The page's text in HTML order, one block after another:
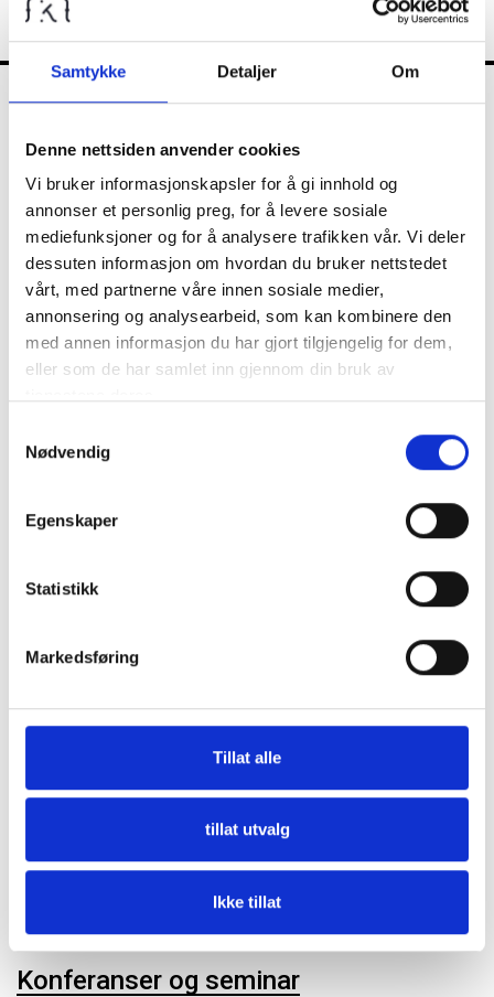
Samtykke Detaljer Om
Denne nettsiden anvender cookies
Vi bruker informasjonskapsler for å gi innhold og
annonser et personlig preg, for å levere sosiale
mediefunksjoner og for å analysere trafikken vår. Vi deler
dessuten informasjon om hvordan du bruker nettstedet
vårt, med partnerne våre innen sosiale medier,
annonsering og analysearbeid, som kan kombinere den
med annen informasjon du har gjort tilgjengelig for dem,
eller som de har samlet inn gjennom din bruk av
Nødvendig
Egenskaper
Statistikk
Markedsføring
Tillat alle
tillat utvalg
Ikke tillat
Kontrollutvalget
Nyheter
Diverse
Kommunalrett
Kontrollutvalg
Konferanser og seminar